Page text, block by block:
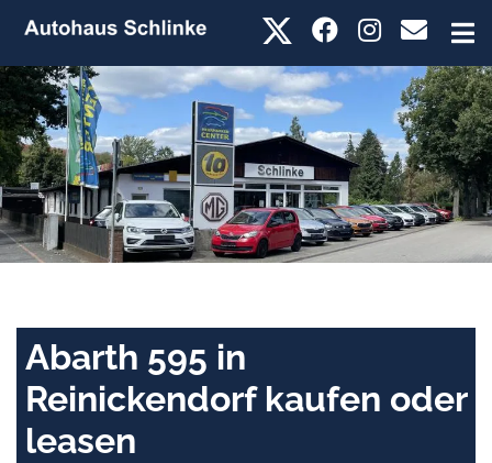
Abarth 595 in
Reinickendorf kaufen oder
leasen